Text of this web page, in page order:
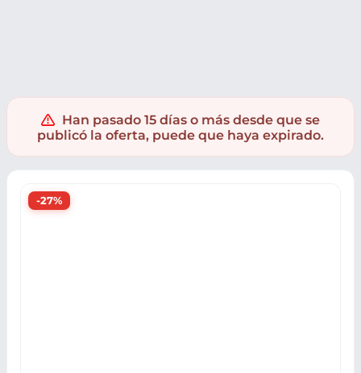
Han pasado 15 días o más desde que se
publicó la oferta, puede que haya expirado.
-27%